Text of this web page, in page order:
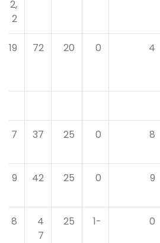
2,
2
4
0
20
72
19
8
0
25
37
7
9
0
25
42
9
0
-1
25
4
7
8